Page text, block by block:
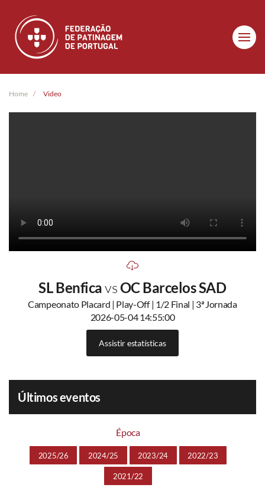
Skip to main content
Home Video
SL BenficavsOC Barcelos SAD
Campeonato Placard | Play-Off | 1/2 Final | 3ª Jornada
2026-05-04 14:55:00
Assistir estatísticas
Últimos eventos
Época
2025/26 2024/25 2023/24 2022/23
2021/22